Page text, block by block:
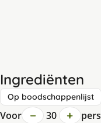
Ingrediënten
Op boodschappenlijst
Voor − 30 +